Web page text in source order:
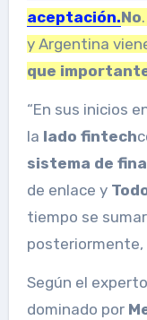
aceptación.No
y Argentina
que
“En sus inicios
la lado fintech
sistema de
de enlace y
tiempo se
posteriormente,
Según el
dominado por